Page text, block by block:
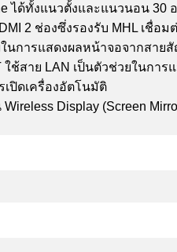
ได้ทั้งแนวตั้งและแนวนอน 30
2 ช่องซึ่งรองรับ MHL เชื่
ในการแสดงผลหน้าจอจากสา
ใช้สาย LAN เป็นตัวช่วยในก
ปิดเครื่องอัตโนมัติ
Display (Screen